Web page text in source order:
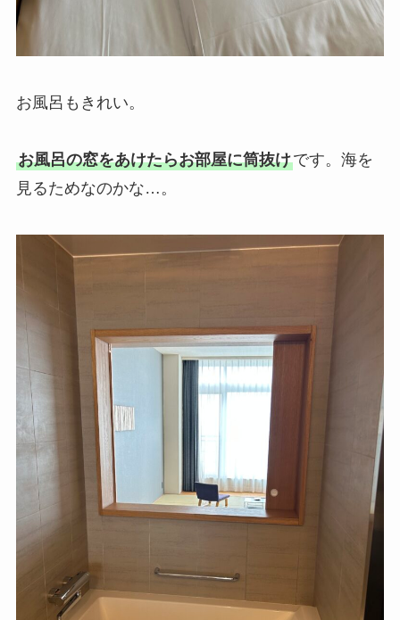
お風呂もきれい。
お風呂の窓をあけたらお部屋に筒抜けです。海を
見るためなのかな…。